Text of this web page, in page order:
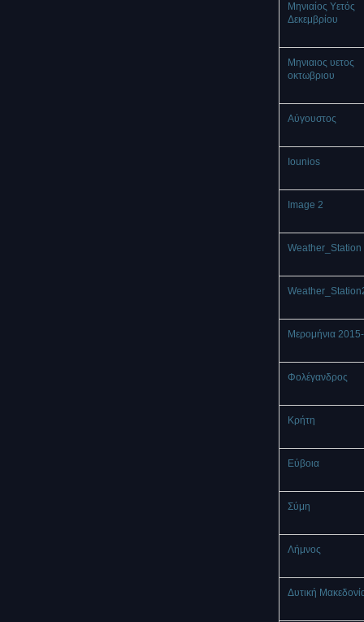
Μηνιαίος Υετός
Δεκεμβρίου
Μηνιαιος υετος
οκτωβριου
Αύγουστος
Iounios
Image 2
Weather_Station
Μερομήνια
Φολέγανδρος
Κρήτη
Εύβοια
Σύμη
Λήμνος
Δυτική